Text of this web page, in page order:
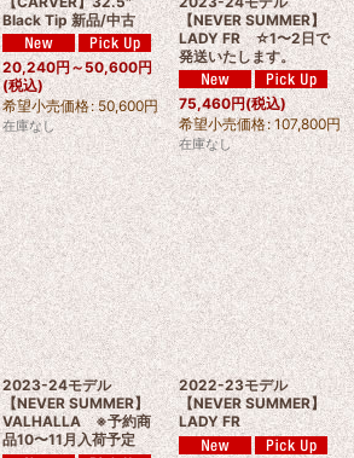
Black Tip 新品/中古
20,240円～50,600円
(税込)
希望小売価格: 50,600円
在庫なし
【NEVER SUMMER】
LADY FR ☆1〜2日で
発送いたします。
75,460円(税込)
希望小売価格: 107,800円
在庫なし
2023-24モデル
【NEVER SUMMER】
VALHALLA ※予約商
品10〜11月入荷予定
2022-23モデル
【NEVER SUMMER】
LADY FR